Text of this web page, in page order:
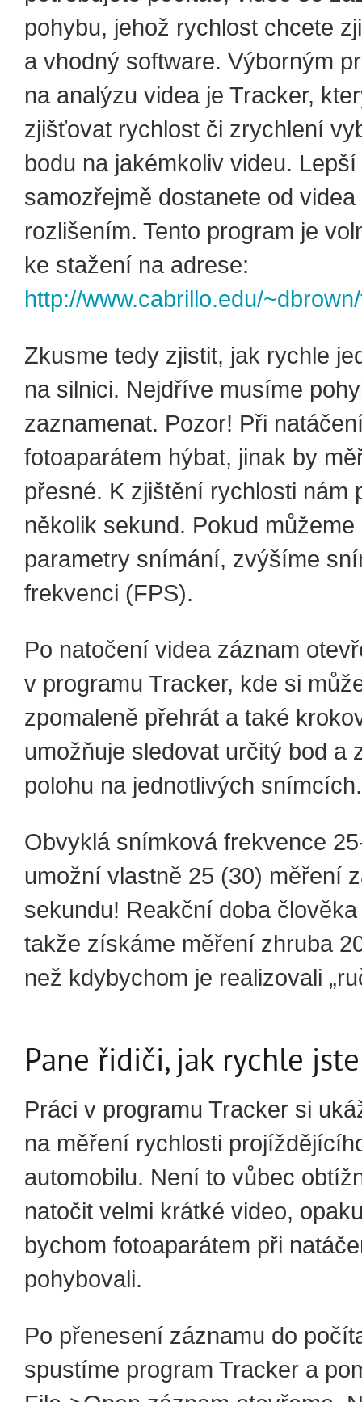
pohybu, jehož rychlost chcete
a vhodný software. Výborným
na analýzu videa je Tracker,
zjišťovat rychlost či zrychlení
bodu na jakémkoliv videu.
samozřejmě dostanete od
rozlišením. Tento program je
ke stažení na adrese:
http://www.cabrillo.edu/
Zkusme tedy zjistit, jak rychle
na silnici. Nejdříve musíme
zaznamenat. Pozor! Při
fotoaparátem hýbat, jinak by
přesné. K zjištění rychlosti nám
několik sekund. Pokud můžeme
parametry snímání, zvýšíme
frekvenci (FPS).
Po natočení videa záznam
v programu Tracker, kde si
zpomaleně přehrát a také
umožňuje sledovat určitý bod a
polohu na jednotlivých snímcích.
Obvyklá snímková frekvence
umožní vlastně 25 (30) měření
sekundu! Reakční doba
takže získáme měření zhruba
než kdybychom je realizovali
Pane řidiči, jak rychle
Práci v programu Tracker si
na měření rychlosti
automobilu. Není to vůbec
natočit velmi krátké video,
bychom fotoaparátem při
pohybovali.
Po přenesení záznamu do
spustíme program Tracker a